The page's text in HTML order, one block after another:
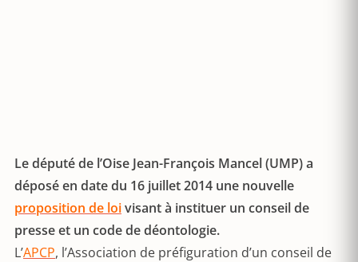
Le député de l’Oise Jean-François Mancel (UMP) a
déposé en date du 16 juillet 2014 une nouvelle
proposition de loivisant à instituer un conseil de
presse et un code de déontologie.
L’APCP, l’Association de préfiguration d’un conseil de